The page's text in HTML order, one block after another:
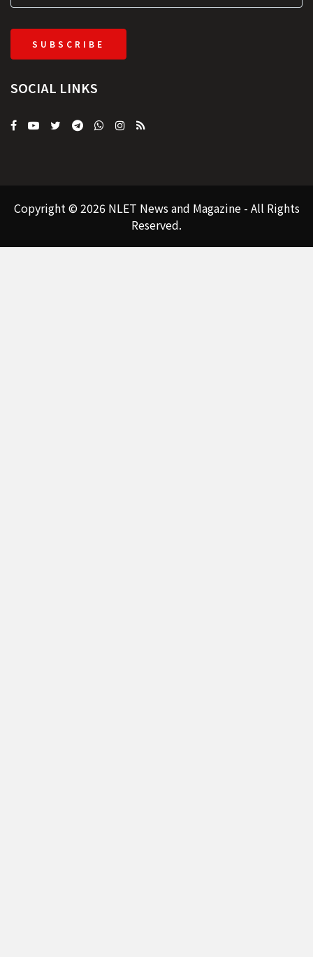
SUBSCRIBE
SOCIAL LINKS
Copyright © 2026 NLET News and Magazine - All Rights
Reserved.